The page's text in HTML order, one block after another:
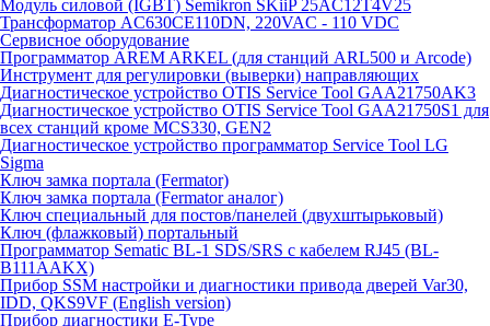
Модуль силовой (IGBT) Semikron SKiiP 25AC12T4V25
Трансформатор AC630CE110DN, 220VAC - 110 VDC
Сервисное оборудование
Программатор AREM ARKEL (для станций ARL500 и Arcode)
Инструмент для регулировки (выверки) направляющих
Диагностическое устройство OTIS Service Tool GAA21750AK3
Диагностическое устройство OTIS Service Tool GAA21750S1 для
всех станций кроме MCS330, GEN2
Диагностическое устройство программатор Service Tool LG
Sigma
Ключ замка портала (Fermator)
Ключ замка портала (Fermator аналог)
Ключ специальный для постов/панелей (двухштырьковый)
Ключ (флажковый) портальный
Программатор Sematic BL-1 SDS/SRS с кабелем RJ45 (BL-
B111AAKX)
Прибор SSM настройки и диагностики привода дверей Var30,
IDD, QKS9VF (English version)
Прибор диагностики E-Type